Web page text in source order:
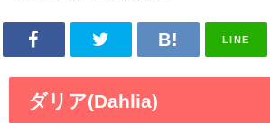
LINE
ダリア(Dahlia)